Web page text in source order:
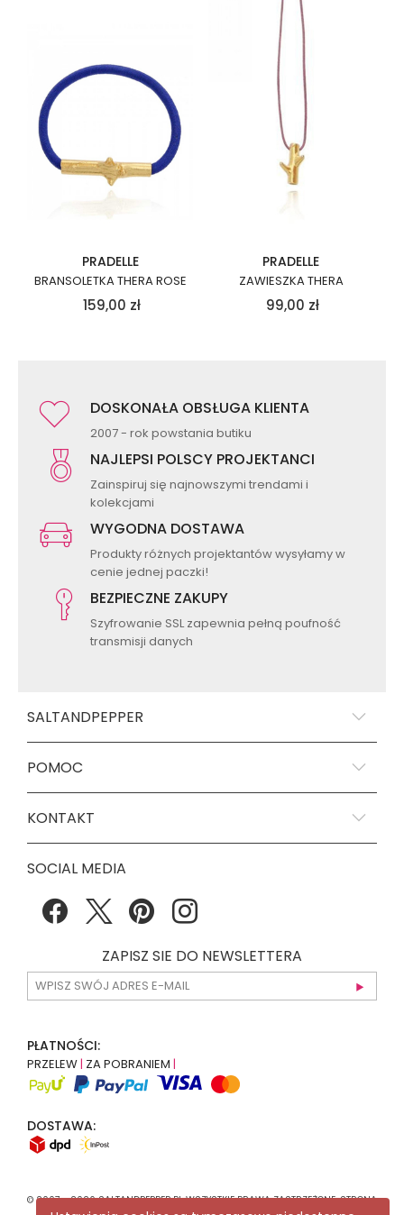
PRADELLE
BRANSOLETKA THERA ROSE
159,00 zł
PRADELLE
ZAWIESZKA THERA
99,00 zł
DOSKONAŁA OBSŁUGA KLIENTA
2007 - rok powstania butiku
NAJLEPSI POLSCY PROJEKTANCI
Zainspiruj się najnowszymi trendami i
kolekcjami
WYGODNA DOSTAWA
Produkty różnych projektantów wysyłamy w
cenie jednej paczki!
BEZPIECZNE ZAKUPY
Szyfrowanie SSL zapewnia pełną poufność
transmisji danych
SALTANDPEPPER
POMOC
KONTAKT
SOCIAL MEDIA
ZAPISZ SIE DO NEWSLETTERA
PŁATNOŚCI:
PRZELEW| ZA POBRANIEM |
DOSTAWA:
© 2007 - 2026 SALTANDPEPPER.PL WSZYSTKIE PRAWA ZASTRZEŻONE. STRONA